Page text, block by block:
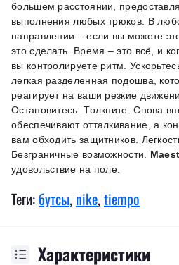
большем расстоянии,
выполнения любых трюков. В
направлении – если вы можете
это сделать. Время – это всё, и
вы контролируете ритм.
легкая разделенная подошва,
реагирует на ваши резкие
Остановитесь. Толкните. Снова
обеспечивают отталкивание, а
вам обходить защитников.
Безграничные возможности.
удовольствие на поле.
Теги: бутсы, nike, tiempo
Характеристики